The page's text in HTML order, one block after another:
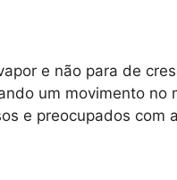
e não para de
um movimento
e preocupados com